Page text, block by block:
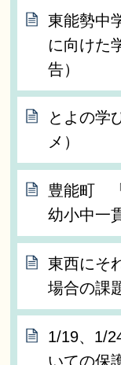
東能勢中
に向けた
告）
とよの学
メ）
豊能町
幼小中一
東西にそ
場合の課
1/19、1/
いての保